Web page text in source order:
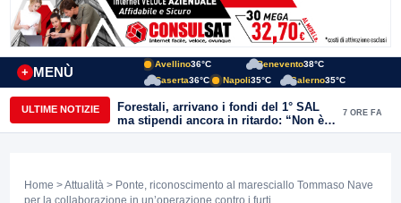
MENÙ
+
Avellino36°C Benevento38°C
Caserta36°C Napoli35°C Salerno35°C
ULTIME NOTIZIE
Forestali, arrivano i fondi del 1° SAL
ma stipendi ancora in ritardo: “Non è
più sostenibile”
7 ORE FA
Home >Attualità > Ponte, riconoscimento al maresciallo Tommaso Nave
per la collaborazione in un’operazione contro i furti